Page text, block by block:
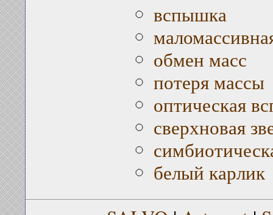
вспышка
обмен масс
потеря массы
оптическая
сверхновая
белый карлик